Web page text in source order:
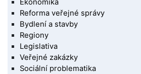
Ekonomika
Reforma veřejné správy
Bydlení a stavby
Regiony
Legislativa
Veřejné zakázky
Sociální problematika